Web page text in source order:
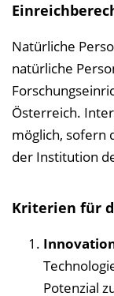
Natürliche
natürliche
Österreich.
möglich, sofern
der Institution
Kriterien für
Potenzial